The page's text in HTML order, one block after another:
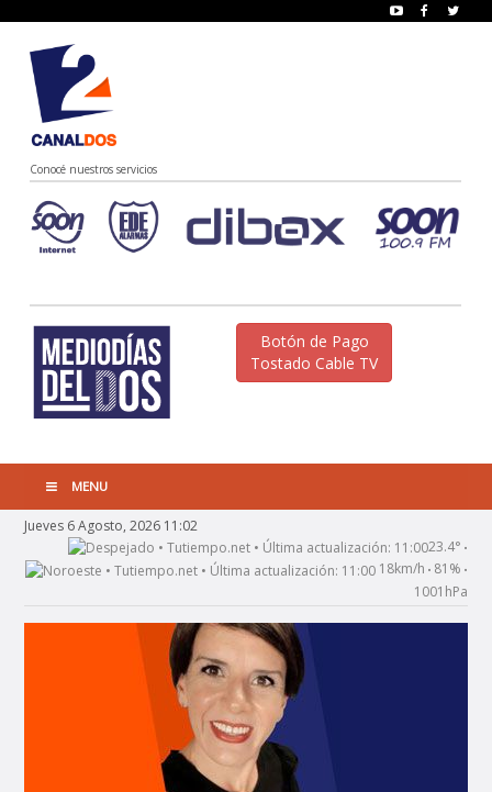
Conocé nuestros servicios
Botón de Pago
Tostado Cable TV
MENU
Jueves 6 Agosto, 2026 11:02
23.4° •
18km/h • 81% •
1001hPa